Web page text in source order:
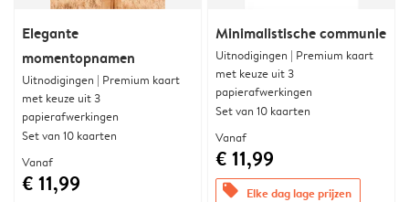
Elegante
momentopnamen
Uitnodigingen | Premium kaart
met keuze uit 3
papierafwerkingen
Set van 10 kaarten
Vanaf
€ 11,99
Minimalistische communie
Uitnodigingen | Premium kaart
met keuze uit 3
papierafwerkingen
Set van 10 kaarten
Vanaf
€ 11,99
offers Elke dag lage prijzen